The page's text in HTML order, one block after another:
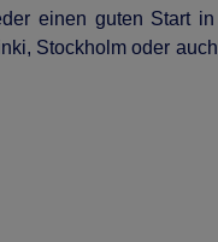
einen guten Start
Stockholm oder